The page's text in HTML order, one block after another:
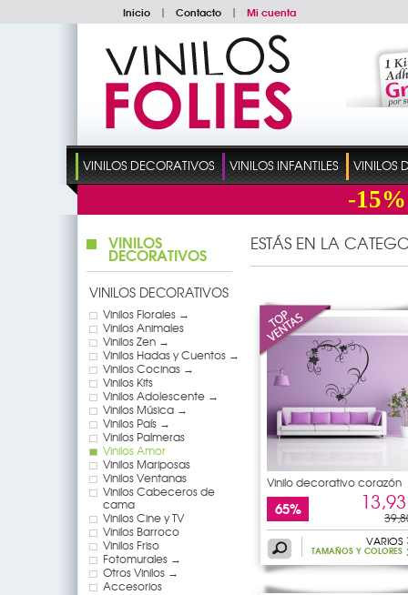
Inicio | Contacto | Mi cuenta
VINILOS DECORATIVOS VINILOS INFANTILES VINILOS
-15%
VINILOS
DECORATIVOS
VINILOS DECORATIVOS
Vinilos Florales →
Vinilos Animales
Vinilos Zen →
Vinilos Hadas y Cuentos →
Vinilos Cocinas →
Vinilos Kits
Vinilos Adolescente →
Vinilos Música →
Vinilos País →
Vinilos Palmeras
Vinilos Amor
Vinilos Mariposas
Vinilos Ventanas
Vinilos Cabeceros de
cama
Vinilos Cine y TV
Vinilos Barroco
Vinilos Friso
Fotomurales →
Otros Vinilos →
Accesorios
ESTÁS EN LA
Vinilo decorativo corazón
65%
VARIOS
TAMAÑOS Y COLORES